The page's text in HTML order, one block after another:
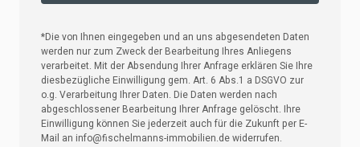
*Die von Ihnen eingegeben und an uns abgesendeten Daten
werden nur zum Zweck der Bearbeitung Ihres Anliegens
verarbeitet. Mit der Absendung Ihrer Anfrage erklären Sie Ihre
diesbezügliche Einwilligung gem. Art. 6 Abs.1 a DSGVO zur
o.g. Verarbeitung Ihrer Daten. Die Daten werden nach
abgeschlossener Bearbeitung Ihrer Anfrage gelöscht. Ihre
Einwilligung können Sie jederzeit auch für die Zukunft per E-
Mail an info@fischelmanns-immobilien.de widerrufen.